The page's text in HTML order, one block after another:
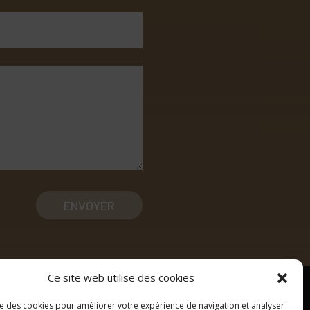
Ce site web utilise des cookies
des cookies pour améliorer votre expérience de navigation et analyser
ENVOYER